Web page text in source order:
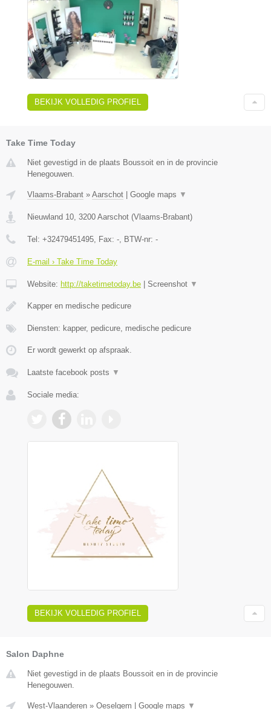
BEKIJK VOLLEDIG PROFIEL
Take Time Today
Niet gevestigd in de plaats Boussoit en in de provincie
Henegouwen.
Vlaams-Brabant » Aarschot Google maps ▼
Nieuwland 10, 3200 Aarschot (Vlaams-Brabant)
Tel: +32479451495, Fax: -, BTW-nr: -
E-mail › Take Time Today
Website: http://taketimetoday.be Screenshot ▼
Kapper en medische pedicure
Diensten: kapper, pedicure, medische pedicure
Er wordt gewerkt op afspraak.
Laatste facebook posts ▼
Sociale media:
BEKIJK VOLLEDIG PROFIEL
Salon Daphne
Niet gevestigd in de plaats Boussoit en in de provincie
Henegouwen.
West-Vlaanderen » Oeselgem Google maps ▼